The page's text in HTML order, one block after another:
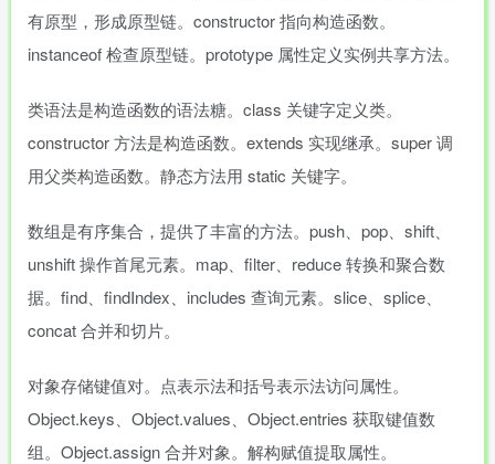
有原型，形成原型链。constructor 指向构造函数。
instanceof 检查原型链。prototype 属性定义实例共享方法。
类语法是构造函数的语法糖。class 关键字定义类。
constructor 方法是构造函数。extends 实现继承。super 调
用父类构造函数。静态方法用 static 关键字。
数组是有序集合，提供了丰富的方法。push、pop、shift、
unshift 操作首尾元素。map、filter、reduce 转换和聚合数
据。find、findIndex、includes 查询元素。slice、splice、
concat 合并和切片。
对象存储键值对。点表示法和括号表示法访问属性。
Object.keys、Object.values、Object.entries 获取键值数
组。Object.assign 合并对象。解构赋值提取属性。